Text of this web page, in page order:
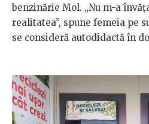
benzinărie Mol. „Nu m-a
realitatea”, spune femeia pe
se consideră autodidactă în